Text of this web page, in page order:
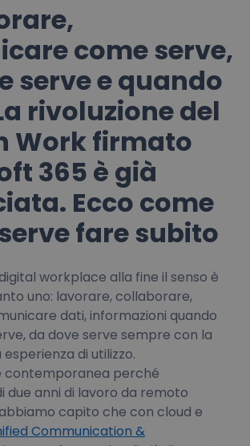
come serve,
serve e quando
rivoluzione del
Work firmato
365 è già
Ecco come
fare subito
workplace alla fine il senso è
uno: lavorare, collaborare,
dati, informazioni quando
da dove serve sempre con la
di utilizzo.
contemporanea perché
due anni di lavoro da remoto
capito che con cloud e
Communication &